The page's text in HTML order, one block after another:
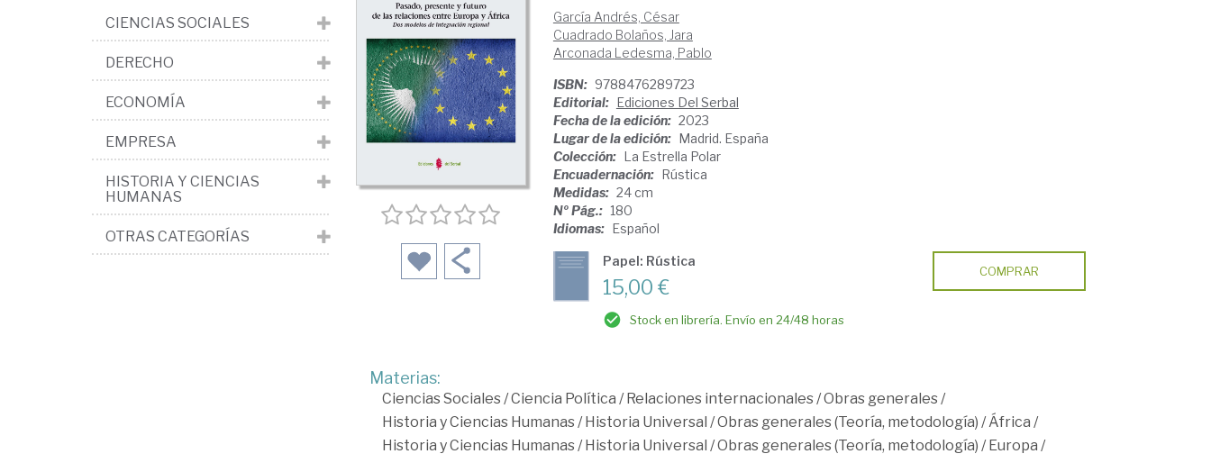
García Andrés, César
Cuadrado Bolaños, Jara
Arconada Ledesma, Pablo
ISBN: 9788476289723
Editorial: Ediciones Del Serbal
Fecha de la edición: 2023
Lugar de la edición: Madrid. España
Colección: La Estrella Polar
Encuadernación: Rústica
Medidas: 24 cm
Nº Pág.: 180
Idiomas: Español
Papel: Rústica
15,00 €
Stock en librería. Envío en 24/48 horas
COMPRAR
Materias:
Ciencias Sociales/Ciencia Política /Relaciones internacionales/Obras generales/
Historia y Ciencias Humanas/Historia Universal /Obras generales (Teoría, metodología) /África /
Historia y Ciencias Humanas/Historia Universal /Obras generales (Teoría, metodología) /Europa /
CIENCIAS SOCIALES
DERECHO
ECONOMÍA
EMPRESA
HISTORIA Y CIENCIAS
HUMANAS
OTRAS CATEGORÍAS